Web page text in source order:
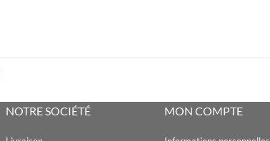
NOTRE SOCIÉTÉ MON COMPTE